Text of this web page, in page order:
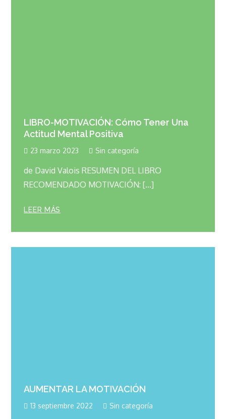
LIBRO-MOTIVACIÓN: Cómo Tener Una
Actitud Mental Positiva
23 marzo 2023 Sin categoría
de David Valois RESUMEN DEL LIBRO
RECOMENDADO MOTIVACIÓN: […]
LEER MÁS
AUMENTAR LA MOTIVACIÓN
13 septiembre 2022 Sin categoría